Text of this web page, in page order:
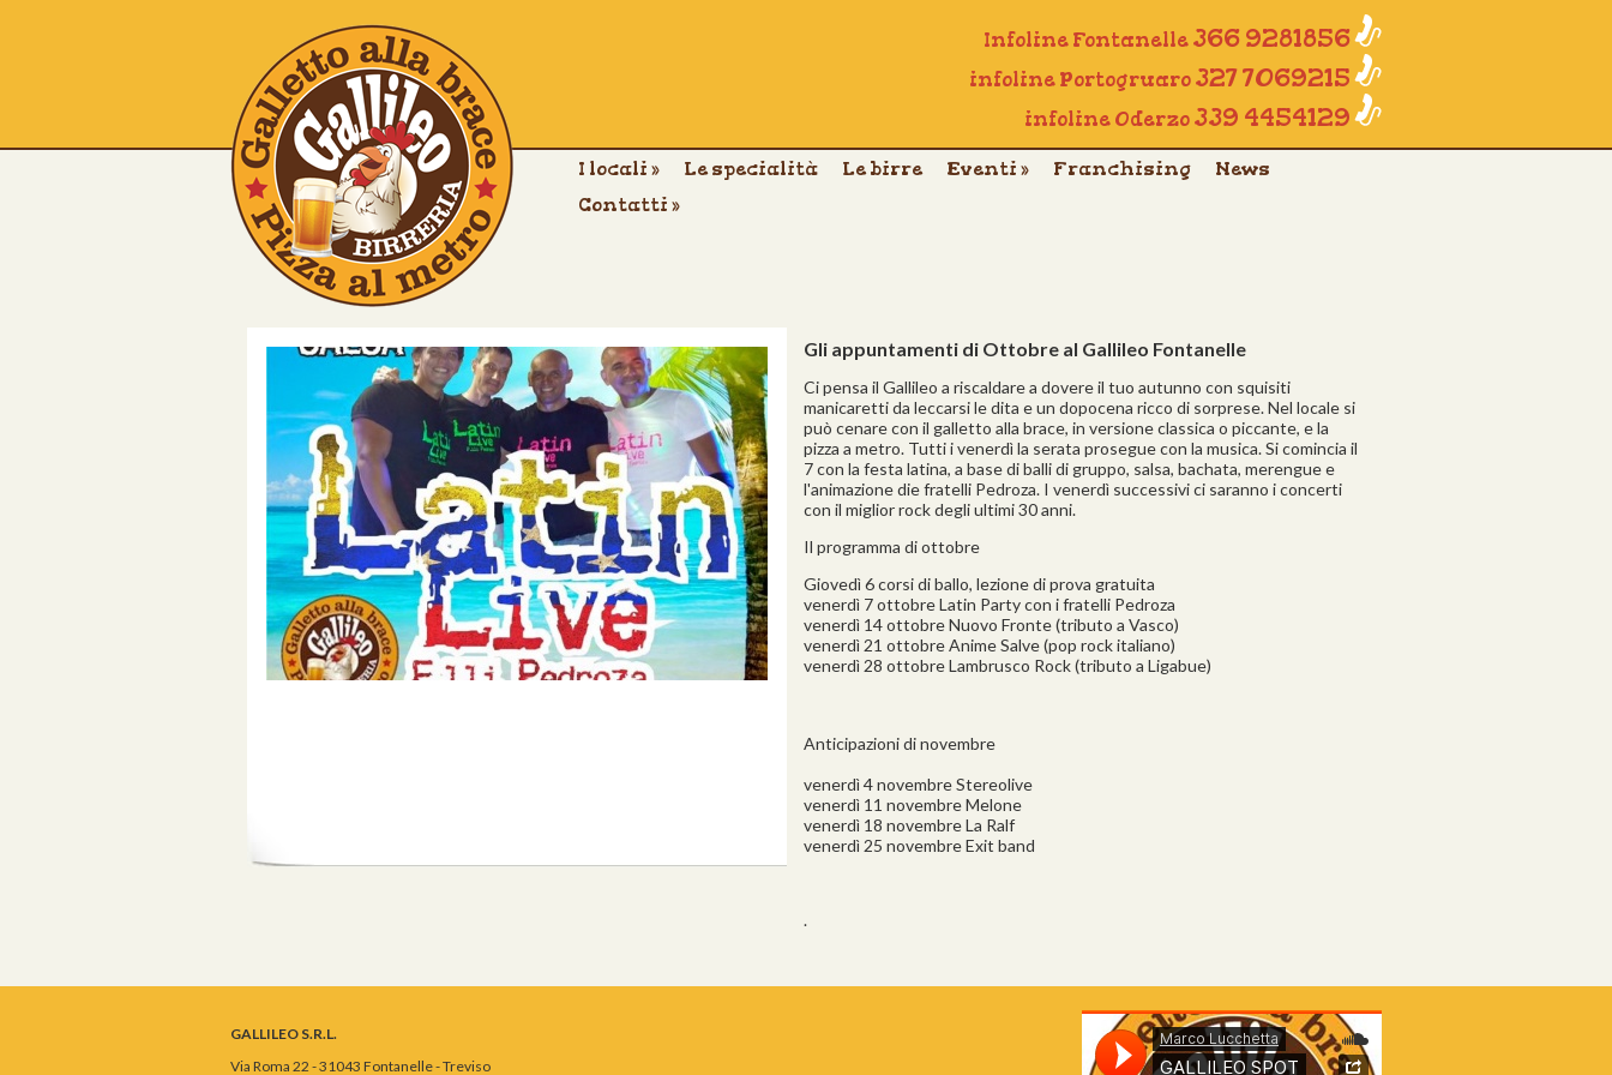
Infoline Fontanelle 366 9281856
infoline Portogruaro 327 7069215
infoline Oderzo 339 4454129
I locali » Le specialità Le birre Eventi » Franchising
News
Contatti »
Gli appuntamenti di Ottobre al Gallileo Fontanelle
Ci pensa il Gallileo a riscaldare a dovere il tuo autunno con squisiti
manicaretti da leccarsi le dita e un dopocena ricco di sorprese. Nel locale si
può cenare con il galletto alla brace, in versione classica o piccante, e la
pizza a metro. Tutti i venerdì la serata prosegue con la musica. Si comincia il
7 con la festa latina, a base di balli di gruppo, salsa, bachata, merengue e
l'animazione die fratelli Pedroza. I venerdì successivi ci saranno i concerti
con il miglior rock degli ultimi 30 anni.
Il programma di ottobre
Giovedì 6 corsi di ballo, lezione di prova gratuita
venerdì 7 ottobre Latin Party con i fratelli Pedroza
venerdì 14 ottobre Nuovo Fronte (tributo a Vasco)
venerdì 21 ottobre Anime Salve (pop rock italiano)
venerdì 28 ottobre Lambrusco Rock (tributo a Ligabue)
Anticipazioni di novembre
venerdì 4 novembre Stereolive
venerdì 11 novembre Melone
venerdì 18 novembre La Ralf
venerdì 25 novembre Exit band
.
GALLILEO S.R.L.
Via Roma 22 - 31043 Fontanelle - Treviso